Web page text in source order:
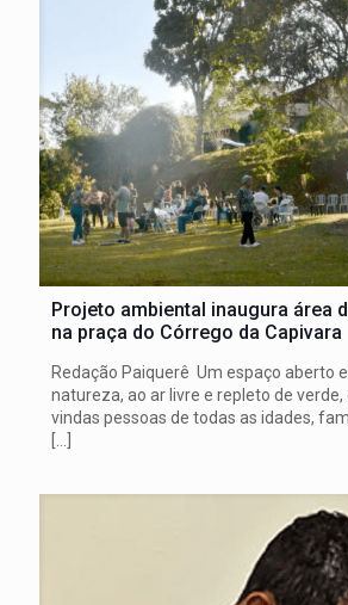
Projeto ambiental inaugura área
na praça do Córrego da Capivara
Redação Paiquerê Um espaço aberto
natureza, ao ar livre e repleto de
vindas pessoas de todas as idades,
[…]